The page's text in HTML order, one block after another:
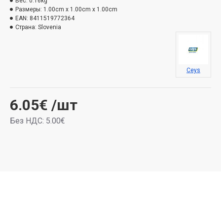
6.05€ /шт
Без НДС: 5.00€
Размеры: 1.00cm x 1.00cm x 1.00cm
EAN: 8411519772364
Страна: Slovenia
Ceys